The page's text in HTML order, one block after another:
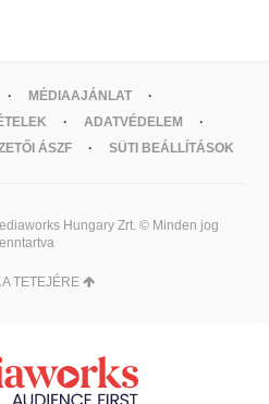
MÉDIAAJÁNLAT
ADATVÉDELEM
ÁSZF SÜTI BEÁLLÍTÁSOK
Hungary Zrt. © Minden jog
TETEJÉRE